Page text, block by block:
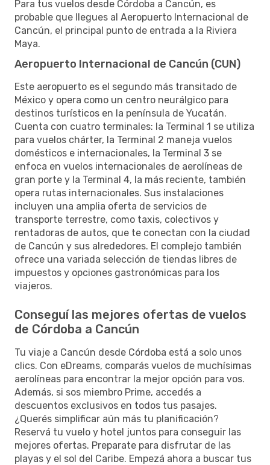
Para tus vuelos desde Córdoba a Cancún, es
probable que llegues al Aeropuerto Internacional de
Cancún, el principal punto de entrada a la Riviera
Maya.
Aeropuerto Internacional de Cancún (CUN)
Este aeropuerto es el segundo más transitado de
México y opera como un centro neurálgico para
destinos turísticos en la península de Yucatán.
Cuenta con cuatro terminales: la Terminal 1 se utiliza
para vuelos chárter, la Terminal 2 maneja vuelos
domésticos e internacionales, la Terminal 3 se
enfoca en vuelos internacionales de aerolíneas de
gran porte y la Terminal 4, la más reciente, también
opera rutas internacionales. Sus instalaciones
incluyen una amplia oferta de servicios de
transporte terrestre, como taxis, colectivos y
rentadoras de autos, que te conectan con la ciudad
de Cancún y sus alrededores. El complejo también
ofrece una variada selección de tiendas libres de
impuestos y opciones gastronómicas para los
viajeros.
Conseguí las mejores ofertas de vuelos
de Córdoba a Cancún
Tu viaje a Cancún desde Córdoba está a solo unos
clics. Con eDreams, comparás vuelos de muchísimas
aerolíneas para encontrar la mejor opción para vos.
Además, si sos miembro Prime, accedés a
descuentos exclusivos en todos tus pasajes.
¿Querés simplificar aún más tu planificación?
Reservá tu vuelo y hotel juntos para conseguir las
mejores ofertas. Preparate para disfrutar de las
playas y el sol del Caribe. Empezá ahora a buscar tus